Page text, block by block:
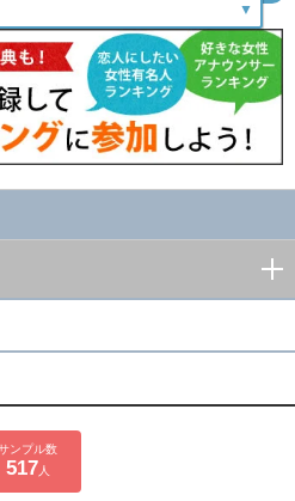
ンプル数
517 人